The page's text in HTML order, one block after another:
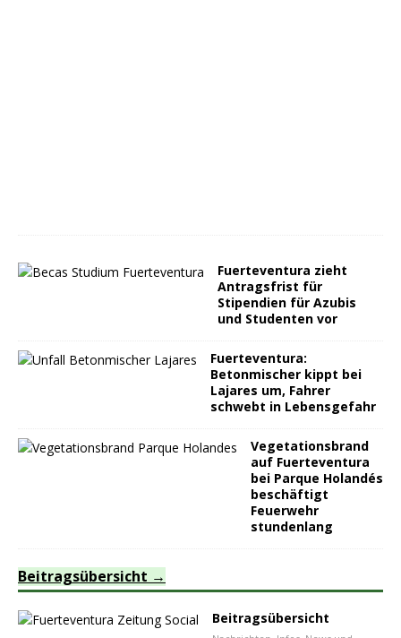
Fuerteventura zieht
Antragsfrist für
Stipendien für Azubis
und Studenten vor
Fuerteventura:
Betonmischer kippt bei
Lajares um, Fahrer
schwebt in Lebensgefahr
Vegetationsbrand
auf Fuerteventura
bei Parque Holandés
beschäftigt
Feuerwehr
stundenlang
Beitragsübersicht
Beitragsübersicht